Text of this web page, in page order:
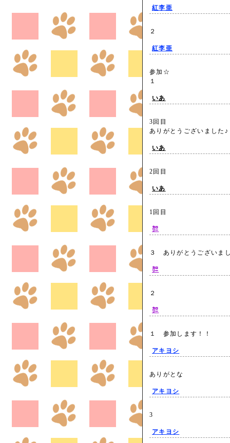
紅李亜
２
紅李亜
参加☆
１
いあ
3回目
ありがとうございまし
いあ
2回目
いあ
1回目
㌍
３ ありがとうござい
㌍
２
㌍
１ 参加します！！
アキヨシ
ありがとな
アキヨシ
3
アキヨシ